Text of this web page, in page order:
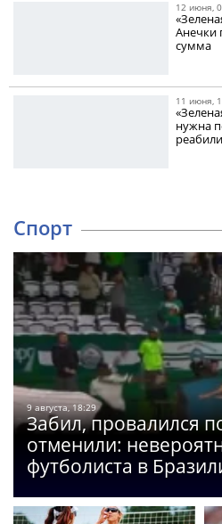
12 июня,
Анечки
сумма
11 июня,
нужна
Спорт
9 августа, 18:29
Забил, провалился
отменили:
футболиста в